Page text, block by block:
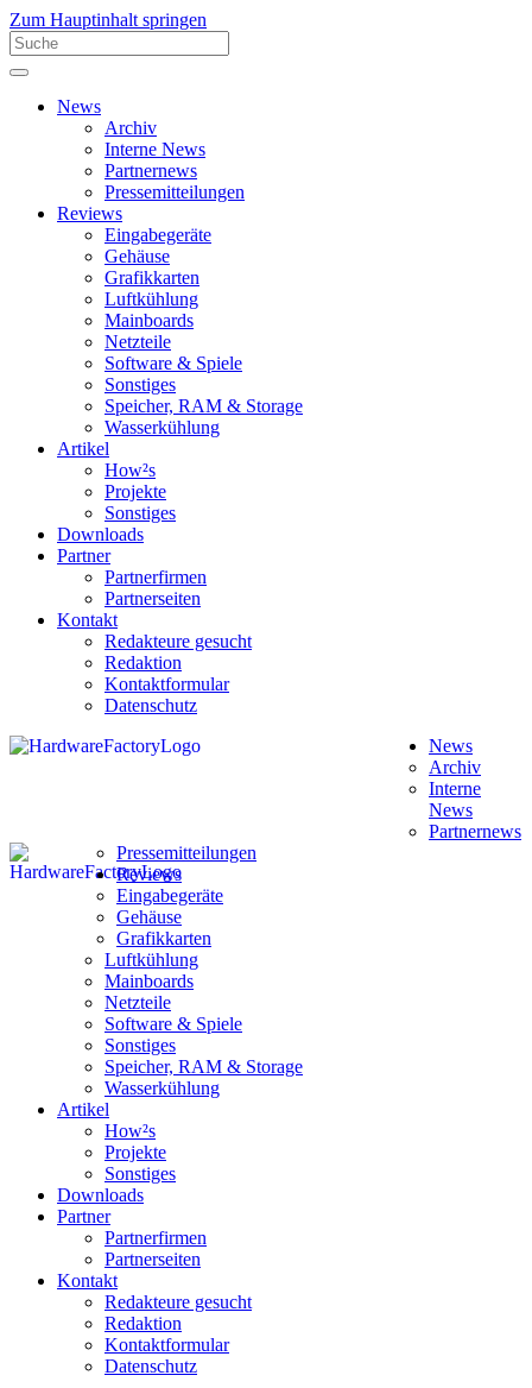
Zum Hauptinhalt springen
News
Archiv
Interne News
Partnernews
Pressemitteilungen
Reviews
Eingabegeräte
Gehäuse
Grafikkarten
Luftkühlung
Mainboards
Netzteile
Software & Spiele
Sonstiges
Speicher, RAM & Storage
Wasserkühlung
Artikel
How²s
Projekte
Sonstiges
Downloads
Partner
Partnerfirmen
Partnerseiten
Kontakt
Redakteure gesucht
Redaktion
Kontaktformular
Datenschutz
News
Archiv
Interne
News
Partnernews
Pressemitteilungen
Reviews
Eingabegeräte
Gehäuse
Grafikkarten
Luftkühlung
Mainboards
Netzteile
Software & Spiele
Sonstiges
Speicher, RAM & Storage
Wasserkühlung
Artikel
How²s
Projekte
Sonstiges
Downloads
Partner
Partnerfirmen
Partnerseiten
Kontakt
Redakteure gesucht
Redaktion
Kontaktformular
Datenschutz